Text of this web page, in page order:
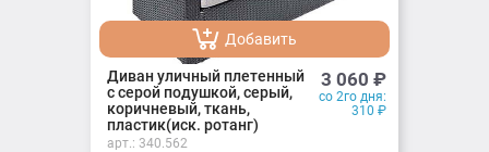
Добавить
Добавлено
Диван уличный плетенный
с серой подушкой, серый,
коричневый, ткань,
пластик(иск. ротанг)
3 060 ₽
со 2го дня:
310 ₽
арт.: 340.562